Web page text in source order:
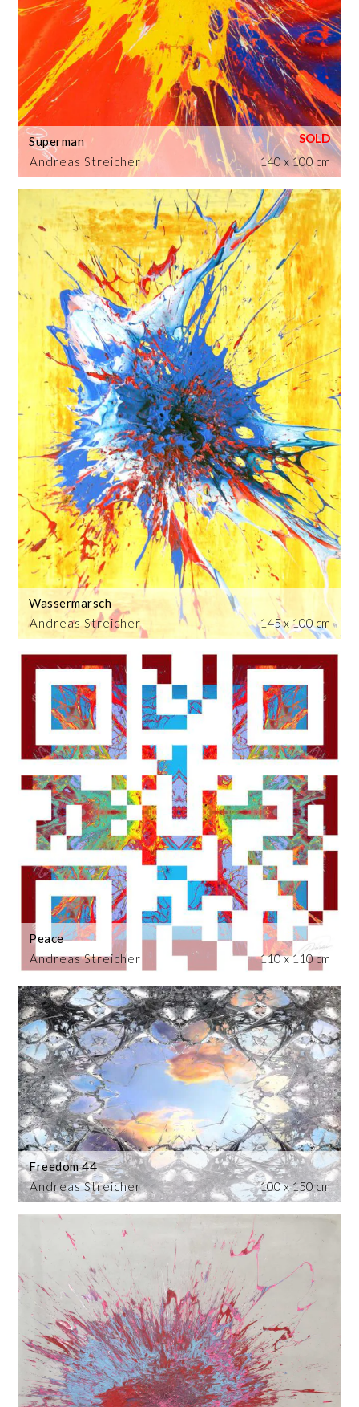
Andreas Streicher
Superman
140 x 100 cm
Andreas Streicher
Wassermarsch
145 x 100 cm
Andreas Streicher
Peace
110 x 110 cm
Andreas Streicher
Freedom 44
100 x 150 cm